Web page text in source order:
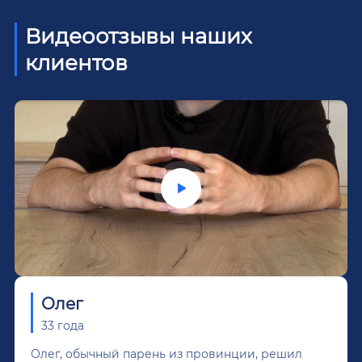
Видеоотзывы наших
клиентов
Олег
33 года
Олег, обычный парень из провинции, решил